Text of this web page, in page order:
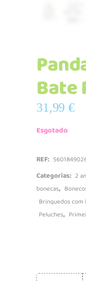
Bate
31,99€
Esgotado
REF:
Categorias: 2
bonecas,
Brinquedos com
Peluches,